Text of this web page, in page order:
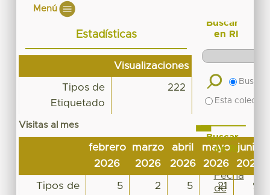
Menú
Estadísticas
Visualizaciones
Tipos de
Etiquetado
222
Visitas al mes
febrero
2026
marzo
2026
abril
2026
mayo
2026
junio
2026
Tipos de
5 2 5 21 9
Buscar
en RI
Buscar
Esta
Buscar
en RI
Por
Fecha
de